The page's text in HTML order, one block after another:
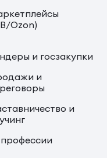
Ozon)
и госзакупки
и
и